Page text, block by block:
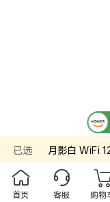
已选 月影白 WiFi
首页 客服 购物